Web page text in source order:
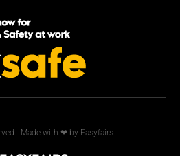
- Made with ❤ by Easyfairs